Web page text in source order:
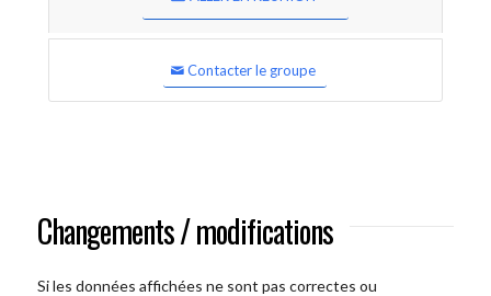
Contacter le groupe
Changements / modifications
Si les données affichées ne sont pas correctes ou